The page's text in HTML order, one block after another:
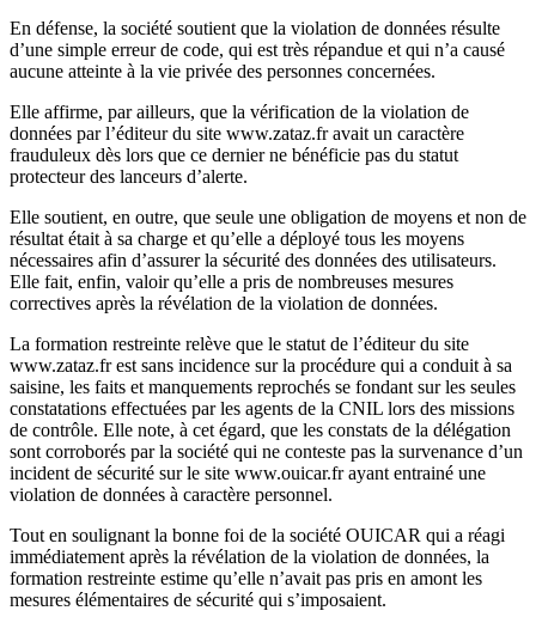
En défense, la société soutient que la violation de données résulte
d’une simple erreur de code, qui est très répandue et qui n’a causé
aucune atteinte à la vie privée des personnes concernées.
Elle affirme, par ailleurs, que la vérification de la violation de
données par l’éditeur du site www.zataz.fr avait un caractère
frauduleux dès lors que ce dernier ne bénéficie pas du statut
protecteur des lanceurs d’alerte.
Elle soutient, en outre, que seule une obligation de moyens et non de
résultat était à sa charge et qu’elle a déployé tous les moyens
nécessaires afin d’assurer la sécurité des données des utilisateurs.
Elle fait, enfin, valoir qu’elle a pris de nombreuses mesures
correctives après la révélation de la violation de données.
La formation restreinte relève que le statut de l’éditeur du site
www.zataz.fr est sans incidence sur la procédure qui a conduit à sa
saisine, les faits et manquements reprochés se fondant sur les seules
constatations effectuées par les agents de la CNIL lors des missions
de contrôle. Elle note, à cet égard, que les constats de la délégation
sont corroborés par la société qui ne conteste pas la survenance d’un
incident de sécurité sur le site www.ouicar.fr ayant entrainé une
violation de données à caractère personnel.
Tout en soulignant la bonne foi de la société OUICAR qui a réagi
immédiatement après la révélation de la violation de données, la
formation restreinte estime qu’elle n’avait pas pris en amont les
mesures élémentaires de sécurité qui s’imposaient.